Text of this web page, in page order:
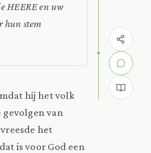
HEERE en uw
hun stem
hij het volk
gevolgen van
het
is voor God een